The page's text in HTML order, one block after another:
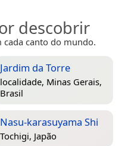
descobrir
cada canto do mundo.
Jardim da Torre
localidade, Minas Gerais,
Brasil
Nasu-karasuyama Shi
Tochigi, Japão